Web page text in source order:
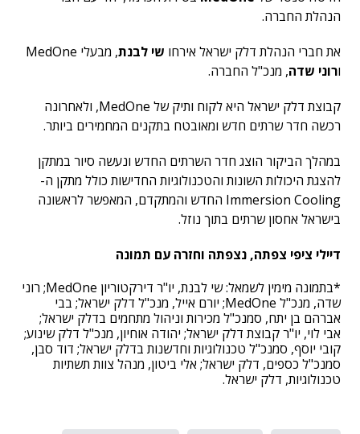
הנהלת החברה.
את חברי הנהלת דלק ישראל אירחו שי לבנת
, מבעלי MedOne
ורוני שדה, מנכ"ל החברה.
קבוצת דלק ישראל היא לקוח ותיק של MedOne, ולאחרונה
רכשה חדר שרתים חדש ומאובטח בתקנים המחמירים ביותר.
במהלך הביקור הוצג חדר השרתים החדש ונעשה סיור במתקן
להצגת היכולות השונות והטכנולוגיות החדישות כולל מתקן ה-
Immersion Cooling החדש והמתקדם, המאפשר לראשונה
בישראל אחסון שרתים בתוך נוזל.
דיילי ציפי צפתה, נצפתה וחזרה עם תמונה
*בתמונה מימין לשמאל: שי לבנת, יו"ר דירקטוריון MedOne; רוני
שדה, מנכ"ל MedOne; יורם אייל, מנכ"ל דלק ישראל; בבי
אברהם בן יתח, סמנכ"ל מכירות וניהול מתחמים בדלק ישראל;
אבי לוי, יו"ר קבוצת דלק ישראל; יהודה אוחיון, מנכ"ל דלק שינוע;
קובי יוסף, סמנכ"ל טכנולוגיות וחדשנות בדלק ישראל; דוד סבן,
סמנכ"ל כספים, דלק ישראל; אלי ביטון, מנהל צוות תשתיות
טכנולוגיות, דלק ישראל.